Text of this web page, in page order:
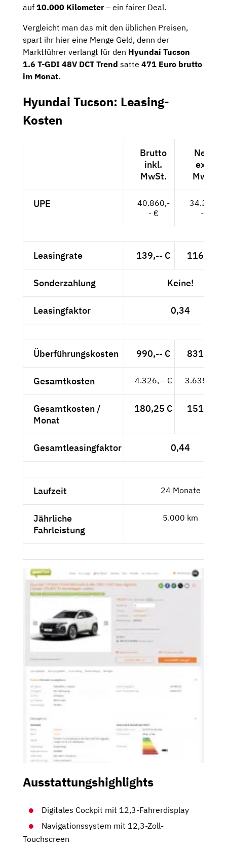
auf 10.000 Kilometer– ein fairer Deal.
Vergleicht man das mit den üblichen Preisen,
spart ihr hier eine Menge Geld, denn der
Marktführer verlangt für den Hyundai Tucson
1.6 T-GDI 48V DCT Trend satte 471 Euro brutto
im Monat.
Hyundai Tucson: Leasing-
Kosten
Brutto
inkl.
MwSt.
Netto
exkl.
MwSt.
UPE
40.860,-
- €
34.336,-
- €
Leasingrate 139,-- € 116,81 €
Sonderzahlung Keine!
Leasingfaktor 0,34
Überführungskosten 990,-- € 831,93 €
Gesamtkosten 4.326,-- € 3.635,29 €
Gesamtkosten /
Monat
180,25 € 151,47 €
Gesamtleasingfaktor 0,44
Laufzeit 24 Monate
Jährliche
Fahrleistung
5.000 km
Ausstattungshighlights
Digitales Cockpit mit 12,3-Fahrerdisplay
Navigationssystem mit 12,3-Zoll-
Touchscreen